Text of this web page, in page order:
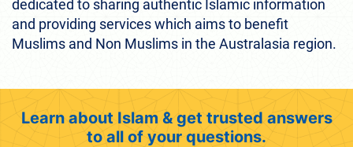
dedicated to sharing authentic Islamic information
and providing services which aims to benefit
Muslims and Non Muslims in the Australasia region.
Learn about Islam & get trusted answers
to all of your questions.